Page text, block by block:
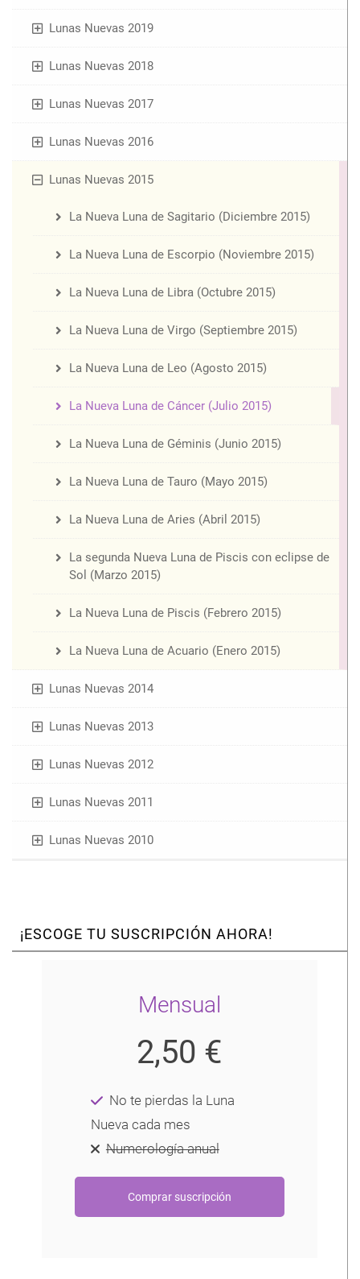
Lunas Nuevas 2019
Lunas Nuevas 2018
Lunas Nuevas 2017
Lunas Nuevas 2016
Lunas Nuevas 2015
La Nueva Luna de Sagitario (Diciembre 2015)
La Nueva Luna de Escorpio (Noviembre 2015)
La Nueva Luna de Libra (Octubre 2015)
La Nueva Luna de Virgo (Septiembre 2015)
La Nueva Luna de Leo (Agosto 2015)
La Nueva Luna de Cáncer (Julio 2015)
La Nueva Luna de Géminis (Junio 2015)
La Nueva Luna de Tauro (Mayo 2015)
La Nueva Luna de Aries (Abril 2015)
La segunda Nueva Luna de Piscis con eclipse de
Sol (Marzo 2015)
La Nueva Luna de Piscis (Febrero 2015)
La Nueva Luna de Acuario (Enero 2015)
Lunas Nuevas 2014
Lunas Nuevas 2013
Lunas Nuevas 2012
Lunas Nuevas 2011
Lunas Nuevas 2010
¡ESCOGE TU SUSCRIPCIÓN AHORA!
Mensual
2,50 €
No te pierdas la Luna
Nueva cada mes
Numerología anual